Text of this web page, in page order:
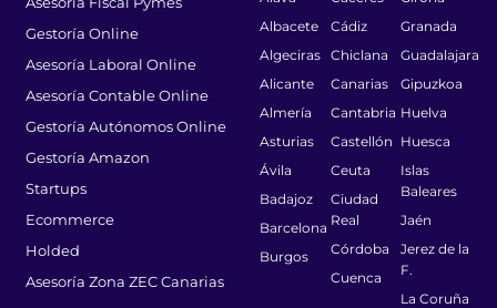
Gestoría Online
Asesoría Laboral Online
Asesoría Contable Online
Gestoría Autónomos Online
Gestoría Amazon
Startups
Ecommerce
Holded
Asesoría Zona ZEC Canarias
Albacete
Algeciras
Alicante
Almería
Asturias
Ávila
Badajoz
Barcelona
Burgos
Cádiz
Chiclana
Canarias
Cantabria
Castellón
Ceuta
Ciudad
Real
Córdoba
Cuenca
Granada
Guadalajara
Gipuzkoa
Huelva
Huesca
Islas
Baleares
Jaén
Jerez de la
F.
La Coruña